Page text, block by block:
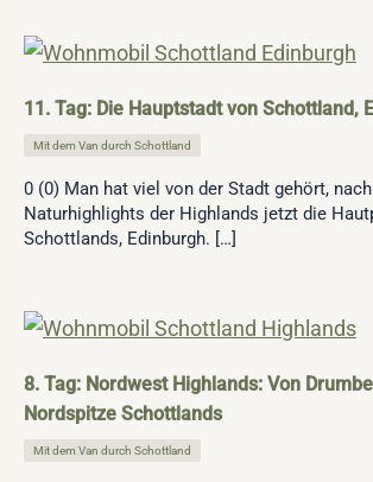
11. Tag: Die Hauptstadt von Schottland,
Mit dem Van durch Schottland
0 (0) Man hat viel von der Stadt gehört,
Naturhighlights der Highlands jetzt die
Schottlands, Edinburgh. […]
8. Tag: Nordwest Highlands: Von
Nordspitze Schottlands
Mit dem Van durch Schottland